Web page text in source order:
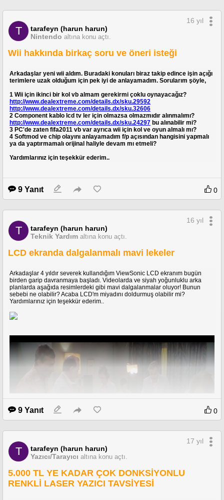
T
tarafeyn (harun harun)
Nintendo altına konu açtı.
16 yıl
Wii hakkında birkaç soru ve öneri isteği
Arkadaşlar yeni wii aldım. Buradaki konuları biraz takip edince işin açığı
terimlere uzak olduğum için pek iyi de anlayamadım. Sorularım şöyle,
1 Wii için ikinci bir kol vb almam gerekirmi çoklu oynayacağız?
http://www.dealextreme.com/details.dx/sku.29592
http://www.dealextreme.com/details.dx/sku.32606
2 Component kablo lcd tv ler için olmazsa olmazmıdır alınmalımı?
http://www.dealextreme.com/details.dx/sku.24297 bu alınabilir mi?
3 PC'de zaten fifa2011 vb var ayrıca wii için kol ve oyun almalı mı?
4 Softmod ve chip olayını anlayamadım f/p açısından hangisini yapmalı
ya da yaptırmamalı orijinal haliyle devam mı etmeli?
Yardımlarınız için teşekkür ederim..
9 Yanıt 0
T
tarafeyn (harun harun)
Teknik Yardım altına konu açtı.
16 yıl
LCD ekranda dalgalanmalı mavi lekeler
Arkadaşlar 4 yıldır severek kullandığım ViewSonic LCD ekranım bugün
birden garip davranmaya başladı. Videolarda ve siyah yoğunluklu arka
planlarda aşağıda resimlerdeki gibi mavi dalgalanmalar oluyor! Bunun
sebebi ne olabilir? Acaba LCD'm miyadını doldurmuş olabilir mi?
Yardımlarınız için teşekkür ederim..
9 Yanıt 0
T
tarafeyn (harun harun)
Yazıcı/Tarayıcı altına konu açtı.
17 yıl
5.000 TL YE KADAR ÇOK DONKSİYONLU
RENKLİ LASER YAZICI TAVSİYESİ